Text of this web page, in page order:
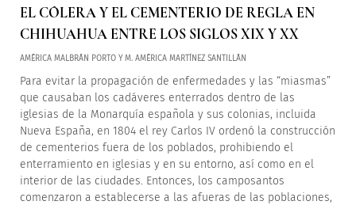
EL CÓLERA Y EL CEMENTERIO DE REGLA EN
CHIHUAHUA ENTRE LOS SIGLOS XIX Y XX
AMÉRICA MALBRÁN PORTO Y M. AMÉRICA MARTÍNEZ SANTILLÁN
Para evitar la propagación de enfermedades y las “miasmas”
que causaban los cadáveres enterrados dentro de las
iglesias de la Monarquía española y sus colonias, incluida
Nueva España, en 1804 el rey Carlos IV ordenó la construcción
de cementerios fuera de los poblados, prohibiendo el
enterramiento en iglesias y en su entorno, así como en el
interior de las ciudades. Entonces, los camposantos
comenzaron a establecerse a las afueras de las poblaciones,